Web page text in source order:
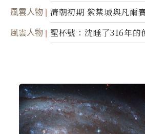
風雲人物 清朝初期 紫禁城與凡爾
風雲人物
聖杯號：沈睡了316年的
糾紛